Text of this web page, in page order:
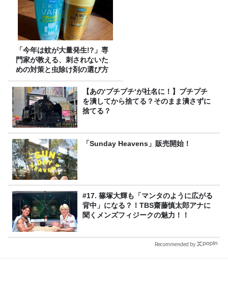
「今年は蚊が大量発生!?」専
門家が教える、刺されないた
めの対策と虫除け剤の選び方
【あの‘プチプチ‘が社名に！】プチプチ
を潰してから捨てる？そのまま潰さずに
捨てる？
「Sunday Heavens」販売開始！
#17. 篠塚大輝も「マンタのように広がる
背中」になる？！TBS齋藤慎太郎アナに
聞くメンズフィジークの魅力！！
Recommended by